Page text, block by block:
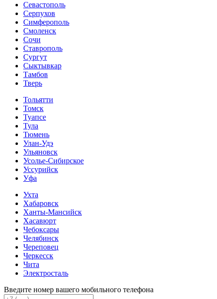
Севастополь
Серпухов
Симферополь
Смоленск
Сочи
Ставрополь
Сургут
Сыктывкар
Тамбов
Тверь
Тольятти
Томск
Туапсе
Тула
Тюмень
Улан-Удэ
Ульяновск
Усолье-Сибирское
Уссурийск
Уфа
Ухта
Хабаровск
Ханты-Мансийск
Хасавюрт
Чебоксары
Челябинск
Череповец
Черкесск
Чита
Электросталь
Введите номер вашего мобильного телефона